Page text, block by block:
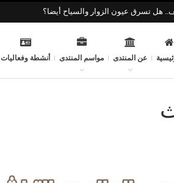
هل تسرق عيون الزوار والسياح أيضا؟
عن المنتدى مواسم المنتدى أنشطة وفعاليات